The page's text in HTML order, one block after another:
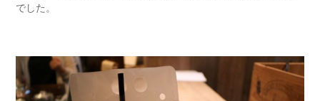
でした。